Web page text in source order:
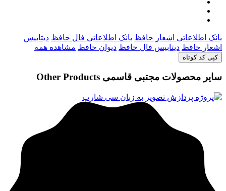
بانک اطلاعاتی اشعار حافظ بانک اطلاعاتی فال حافظ دیتابیس
اشعار حافظ دیتابیس فال حافظ دیوان حافظ مشاهده همه
کپی کد کوتاه
سایر محصولات مجتبی قاسمی Other Products